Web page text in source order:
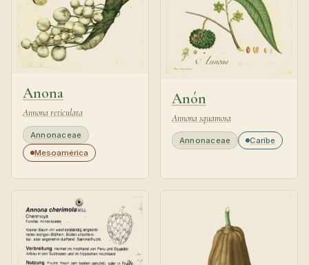
Anona
Annona reticulata
Annonaceae
Mesoamérica
Anón
Annona squamosa
Annonaceae Caribe